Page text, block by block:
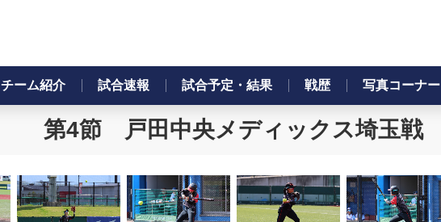
チーム紹介 試合速報 試合予定・結果 戦歴 写真コーナー
第4節 戸田中央メディックス埼玉戦